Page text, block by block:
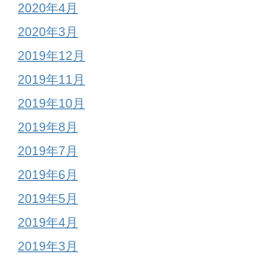
2020年4月
2020年3月
2019年12月
2019年11月
2019年10月
2019年8月
2019年7月
2019年6月
2019年5月
2019年4月
2019年3月